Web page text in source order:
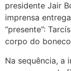
presidente Jair
imprensa
“presente”:
corpo do
Na sequência, a